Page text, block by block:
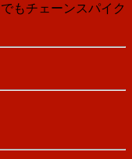
もチェーンスパイク